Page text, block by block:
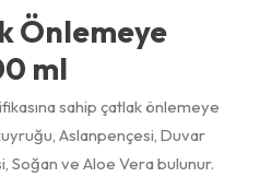
Önlemeye
ml
sahip çatlak önlemeye
Aslanpençesi, Duvar
Soğan ve Aloe Vera bulunur.